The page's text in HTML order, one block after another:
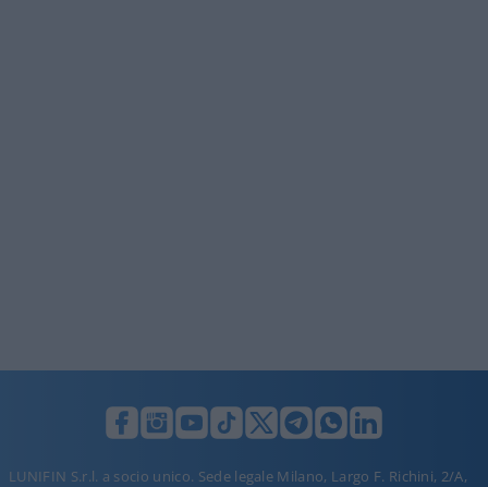
LUNIFIN S.r.l. a socio unico. Sede legale Milano, Largo F. Richini, 2/A,